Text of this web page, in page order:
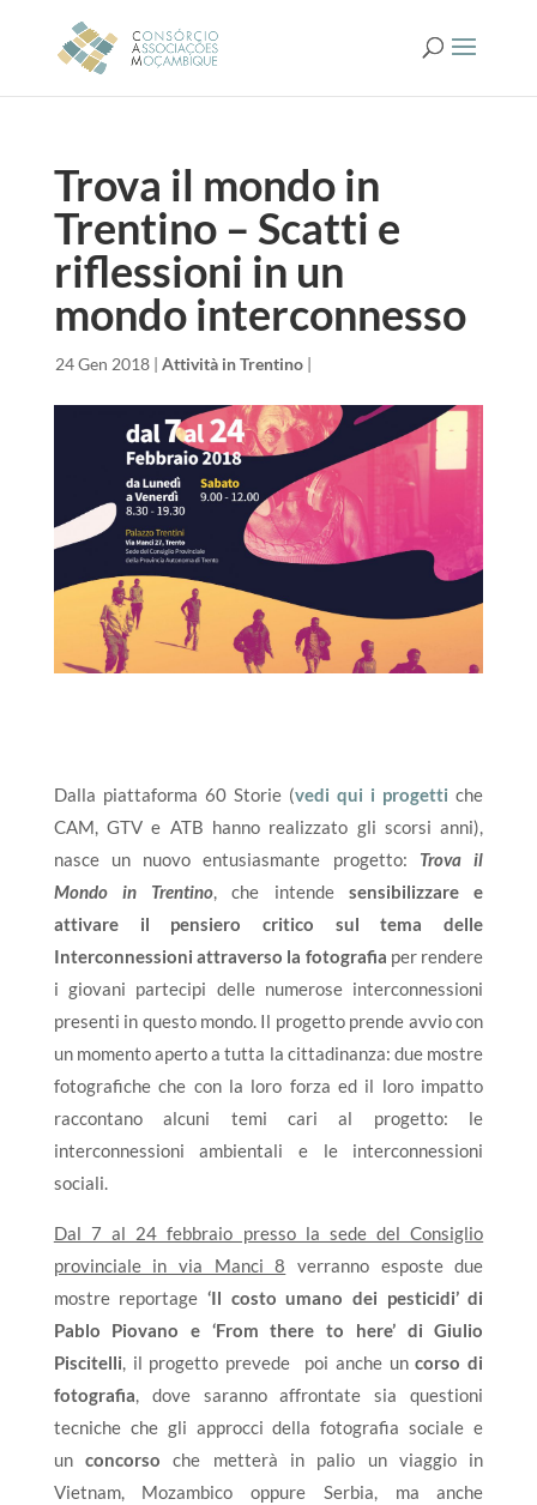
Trova il mondo in
Trentino – Scatti e
riflessioni in un
mondo interconnesso
24 Gen 2018| Attività in Trentino|
Dalla piattaforma 60 Storie (vedi qui i progetti che
CAM, GTV e ATB hanno realizzato gli scorsi anni),
nasce un nuovo entusiasmante progetto: Trova il
Mondo in Trentino, che intende sensibilizzare e
attivare il pensiero critico sul tema delle
Interconnessioni attraverso la fotografia per rendere
i giovani partecipi delle numerose interconnessioni
presenti in questo mondo. Il progetto prende avvio con
un momento aperto a tutta la cittadinanza: due mostre
fotografiche che con la loro forza ed il loro impatto
raccontano alcuni temi cari al progetto: le
interconnessioni ambientali e le interconnessioni
sociali.
Dal 7 al 24 febbraio presso la sede del Consiglio
provinciale in via Manci 8 verranno esposte due
mostre reportage‘Il costo umano dei pesticidi’ di
Pablo Piovano e ‘From there to here’ di Giulio
Piscitelli, il progetto prevede poi anche uncorso di
fotografia, dove saranno affrontate sia questioni
tecniche che gli approcci della fotografia sociale e
unconcorso che metterà in palio un viaggio in
Vietnam, Mozambico oppure Serbia, ma anche